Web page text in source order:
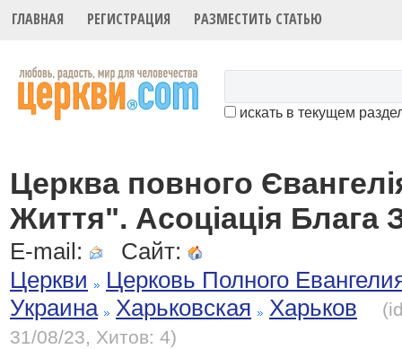
ГЛАВНАЯ РЕГИСТРАЦИЯ РАЗМЕСТИТЬ СТАТЬЮ
искать в текущем
Церква повного
Життя". Асоціація Блага
E-mail:
Сайт:
Церкви
Церковь Полного
Украина
Харьковская Харьков
31/08/23, Хитов: 4)